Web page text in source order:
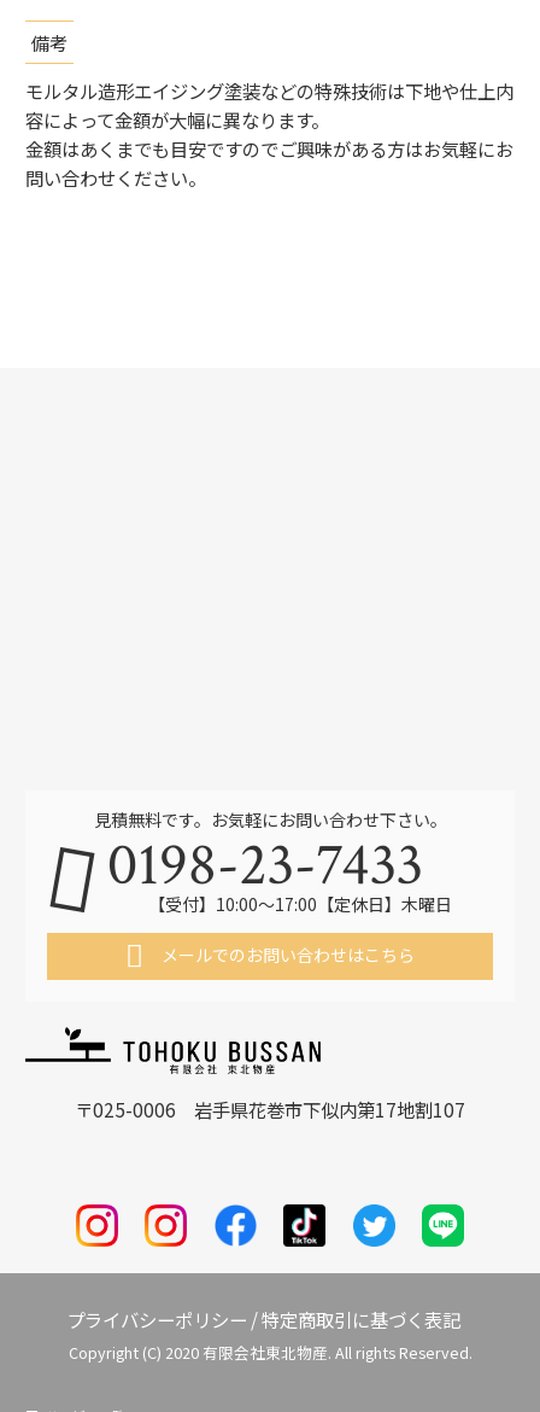
備考
モルタル造形エイジング塗装などの特殊技術は下地や仕上内
容によって金額が大幅に異なります。
金額はあくまでも目安ですのでご興味がある方はお気軽にお
問い合わせください。
〒025-0006 岩手県花巻市下似内第17地割107
見積無料です。お気軽にお問い合わせ下さい。
0198-23-7433
【受付】10:00〜17:00【定休日】木曜日
メールでのお問い合わせはこちら
プライバシーポリシー /特定商取引に基づく表記
Copyright (C) 2020 有限会社東北物産. All rights Reserved.